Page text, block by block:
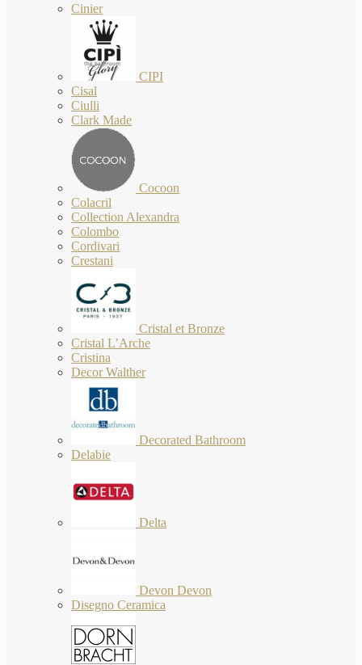
Cinier
CIPI
Cisal
Ciulli
Clark Made
Cocoon
Colacril
Collection Alexandra
Colombo
Cordivari
Crestani
Cristal et Bronze
Cristal L’Arche
Cristina
Decor Walther
Decorated Bathroom
Delabie
Delta
Devon Devon
Disegno Ceramica